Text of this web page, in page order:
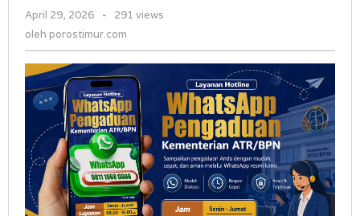
April 29, 2026
oleh
-
291 views
oleh porostimur.com